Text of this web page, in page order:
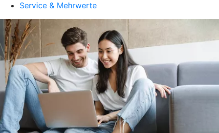
Service & Mehrwerte